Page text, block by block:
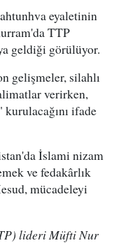
eyaletinin
TTP
geldiği görülüyor.
gelişmeler, silahlı
verirken,
ifade
İslami nizam
ve fedakârlık
mücadeleyi
lideri Müfti Nur